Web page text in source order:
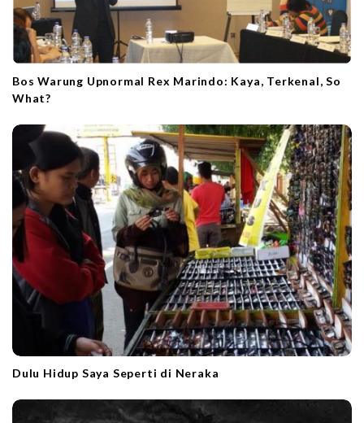
Bos Warung Upnormal Rex Marindo: Kaya, Terkenal, So
What?
Dulu Hidup Saya Seperti di Neraka